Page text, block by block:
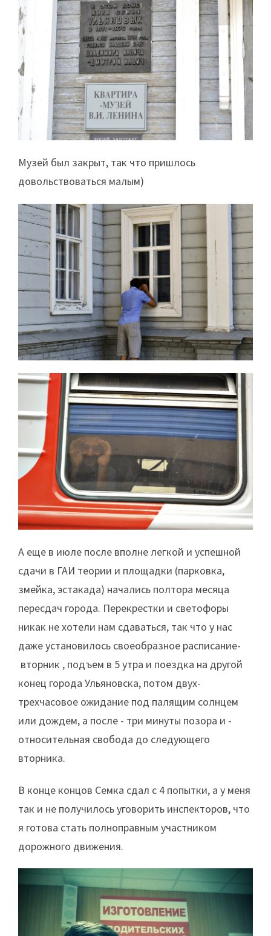
Музей был закрыт, так что пришлось
довольствоваться малым)
А еще в июле после вполне легкой и успешной
сдачи в ГАИ теории и площадки (парковка,
змейка, эстакада) начались полтора месяца
пересдач города. Перекрестки и светофоры
никак не хотели нам сдаваться, так что у нас
даже установилось своеобразное расписание-
вторник , подъем в 5 утра и поездка на другой
конец города Ульяновска, потом двух-
трехчасовое ожидание под палящим солнцем
или дождем, а после - три минуты позора и -
относительная свобода до следующего
вторника.
В конце концов Семка сдал с 4 попытки, а у меня
так и не получилось уговорить инспекторов, что
я готова стать полноправным участником
дорожного движения.